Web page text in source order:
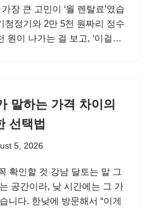
장 큰 고민이 ‘월 렌탈료’였습
청정기와 2만 5천 원짜리 정수
원이 나가는 걸 보고, ‘이걸…
말하는 가격 차이의
선택법
5, 2026
확인할 것 강남 달토는 말 그
공간이라, 낮 시간에는 그 가
니다. 한낮에 방문해서 “이게